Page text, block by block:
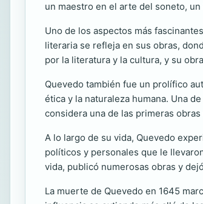
un maestro en el arte del soneto,
Uno de los aspectos más
literaria se refleja en sus obras,
por la literatura y la cultura, y su
Quevedo también fue un prolífico
ética y la naturaleza humana. Una
considera una de las primeras
A lo largo de su vida, Quevedo
políticos y personales que le
vida, publicó numerosas obras y
La muerte de Quevedo en 1645